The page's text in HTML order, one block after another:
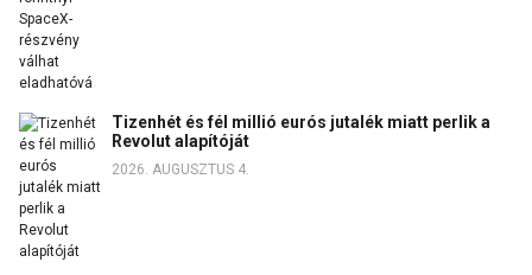
Tizenhét és fél millió eurós jutalék miatt perlik a
Revolut alapítóját
2026. AUGUSZTUS 4.